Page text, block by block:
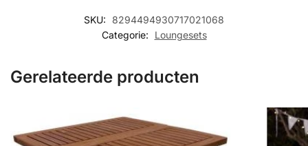
SKU:
8294494930717021068
Categorie:
Loungesets
Gerelateerde producten